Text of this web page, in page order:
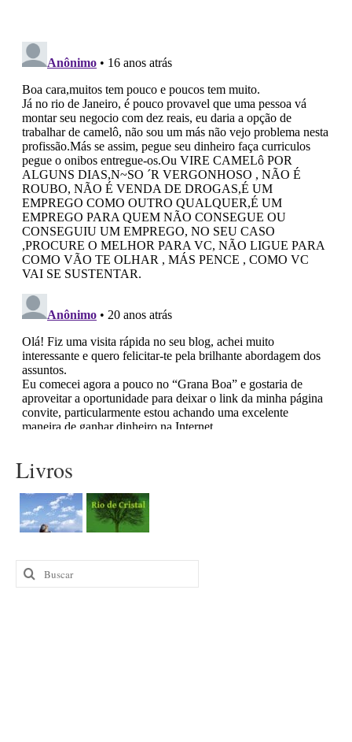
Livros
Buscar
por: